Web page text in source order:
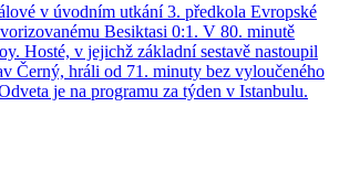
v úvodním utkání 3. předkola Evropské
Besiktasi 0:1. V 80. minutě
Hosté, v jejichž základní sestavě nastoupil
Černý, hráli od 71. minuty bez vyloučeného
je na programu za týden v Istanbulu.